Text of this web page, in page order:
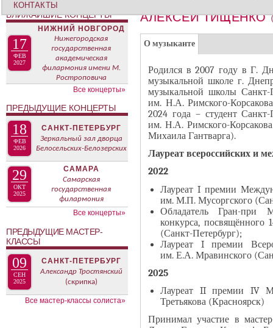
АЛЕКСЕЙ ТИЩЕНКО
Г
У
П
П
А
В
Л
А
Л
О музыканте(
а
к
т
и
в
н
я
к
л
а
д
Родился в 2007 году в Г.
музыкальной школе г.
музыкальной школы Санкт-
им. Н.А. Римского-
2024 года – студент Санкт-
им. Н.А. Римского-
Михаила Гантварга).
Лауреат всероссийских и
2022
Лауреат I премии
им. М.П. Мусоргского
Обладатель Гран-при
конкурса,
(Санкт-Петербург);
Лауреат I премии
им. Е.А. Мравинского
2025
Лауреат II премии IV
Третьякова (Красноярск)
Принимал участие в
КОНТАКТЫ
БЛИЖАЙШИЕ КОНЦЕРТЫ
17
ФЕВ
2027
НИЖНИЙ НОВГОРОД
Нижегородская
государственная
академическая
филармония имени М.
Ростроповича
Все концерты»
ПРЕДЫДУЩИЕ КОНЦЕРТЫ
18
ФЕВ
2026
САНКТ-ПЕТЕРБУРГ
Зеркальный зал дворца
Белосельских-Белозерских
29
ОКТ
2025
САМАРА
Самарская
государственная
филармония
Все концерты»
ПРЕДЫДУЩИЕ МАСТЕР-
КЛАССЫ
09
СЕН
2025
САНКТ-ПЕТЕРБУРГ
Александр Тростянский
(скрипка)
Все мастер-классы солиста»